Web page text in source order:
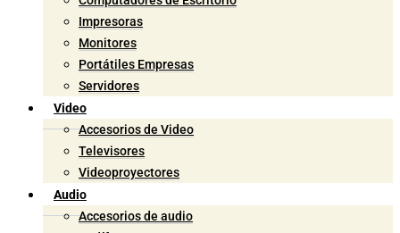
Impresoras
Monitores
Portátiles Empresas
Servidores
Video
Accesorios de Video
Televisores
Videoproyectores
Audio
Accesorios de audio